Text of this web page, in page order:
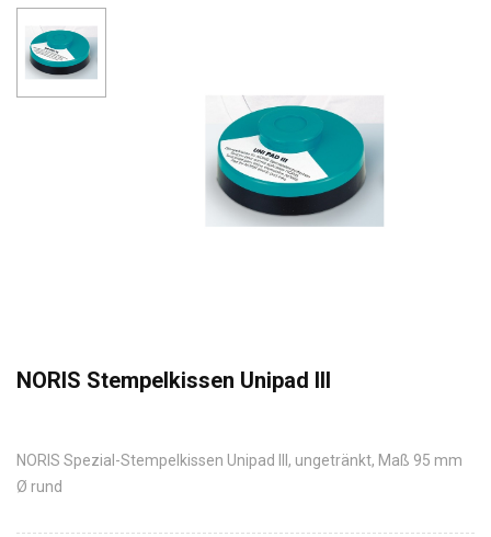
NORIS Stempelkissen Unipad III
NORIS Spezial-Stempelkissen Unipad III, ungetränkt, Maß 95 mm
Ø rund